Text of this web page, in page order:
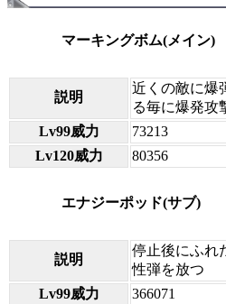
マーキングボム(メイン)
説明
近くの敵に爆
る毎に爆発攻
Lv99威力
73213
Lv120威力
80356
エナジーポッド(サブ)
説明
停止後にふれ
性弾を放つ
Lv99威力
366071